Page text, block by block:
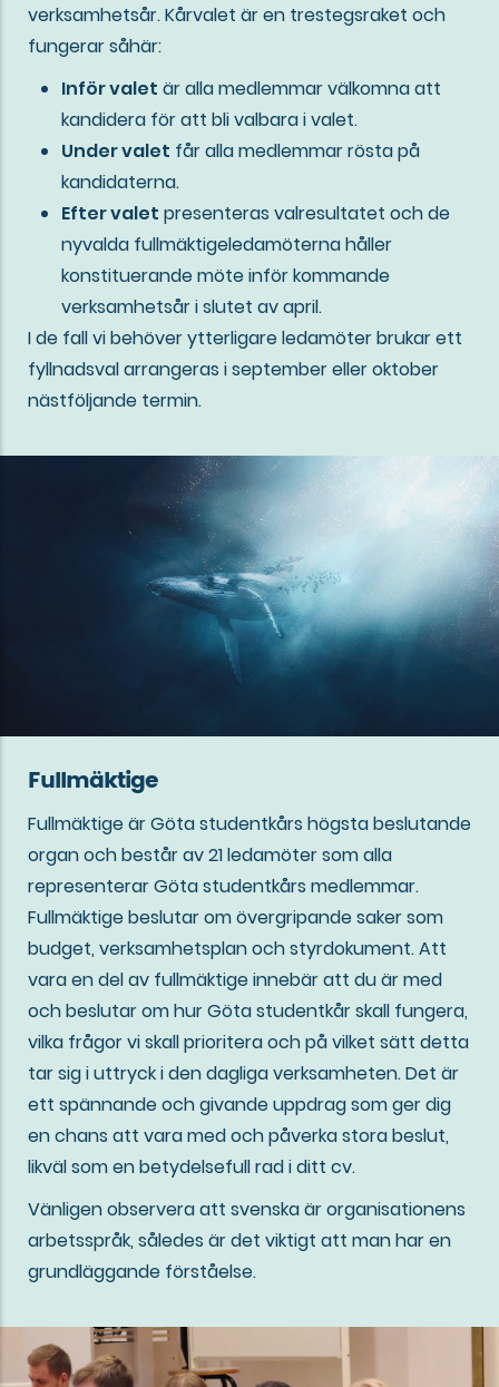
verksamhetsår. Kårvalet är en trestegsraket och
fungerar såhär:
Inför valet är alla medlemmar välkomna att
kandidera för att bli valbara i valet.
Under valet får alla medlemmar rösta på
kandidaterna.
Efter valet presenteras valresultatet och de
nyvalda fullmäktigeledamöterna håller
konstituerande möte inför kommande
verksamhetsår i slutet av april.
I de fall vi behöver ytterligare ledamöter brukar ett
fyllnadsval arrangeras i september eller oktober
nästföljande termin.
Fullmäktige
Fullmäktige är Göta studentkårs högsta beslutande
organ och består av 21 ledamöter som alla
representerar Göta studentkårs medlemmar.
Fullmäktige beslutar om övergripande saker som
budget, verksamhetsplan och styrdokument. Att
vara en del av fullmäktige innebär att du är med
och beslutar om hur Göta studentkår skall fungera,
vilka frågor vi skall prioritera och på vilket sätt detta
tar sig i uttryck i den dagliga verksamheten. Det är
ett spännande och givande uppdrag som ger dig
en chans att vara med och påverka stora beslut,
likväl som en betydelsefull rad i ditt cv.
Vänligen observera att svenska är organisationens
arbetsspråk, således är det viktigt att man har en
grundläggande förståelse.